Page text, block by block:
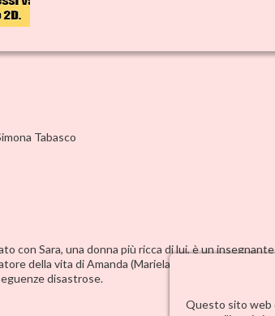
Questo sito web
Tabasco
con Sara, una donna più ricca di lui, è un
della vita di Amanda (Mariela Garriga), la nuova
disastrose.